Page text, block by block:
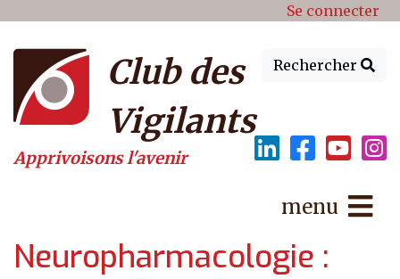
Menu du compte de Se connecter
Rechercher
Club des
Vigilants
Apprivoisons l'avenir
menu
Neuropharmacologie :